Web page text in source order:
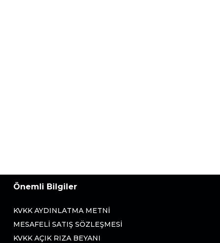
Önemli Bilgiler
KVKK AYDINLATMA METNI
MESAFELI SATIŞ SÖZLEŞMESI
KVKK AÇIK RIZA BEYANI